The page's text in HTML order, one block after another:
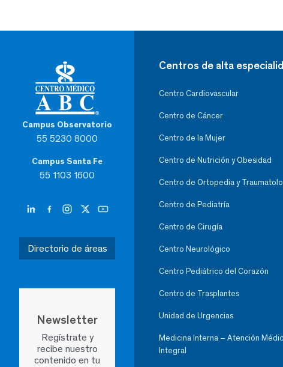
Campus Observatorio
55 5230 8000
Campus Santa Fe
55 1103 1600
Directorio de áreas
Newsletter
Regístrate y
recibe nuestro
contenido en tu
Centros de alta
Centro Cardiovascular
Centro de Cáncer
Centro de la Mujer
Centro de Nutrición y Obesidad
Centro de Ortopedia y
Centro de Pediatría
Centro de Cirugía
Centro Neurológico
Centro Pediátrico del Corazón
Centro de Trasplantes
Unidad de Urgencias
Medicina Interna – Atención
Integral